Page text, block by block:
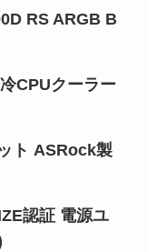
RS ARGB B
CPUクーラー
ト ASRock製
認証 電源ユ